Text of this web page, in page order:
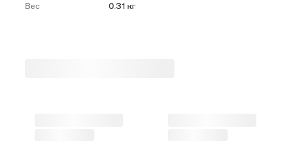
Вес
0.31 кг